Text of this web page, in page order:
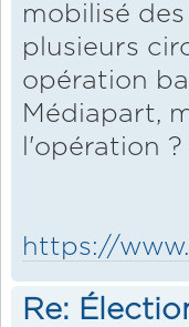
mobilisé
plusieurs
opération
Médiapart,
l'opération
https://
Re: